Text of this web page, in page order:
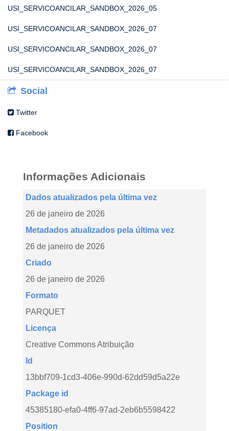
USI_SERVICOANCILAR_SANDBOX_2026_05
USI_SERVICOANCILAR_SANDBOX_2026_07
USI_SERVICOANCILAR_SANDBOX_2026_07
USI_SERVICOANCILAR_SANDBOX_2026_07
Social
Twitter
Facebook
Informações Adicionais
Dados atualizados pela última vez
26 de janeiro de 2026
Metadados atualizados pela última vez
26 de janeiro de 2026
Criado
26 de janeiro de 2026
Formato
PARQUET
Licença
Creative Commons Atribuição
Id
13bbf709-1cd3-406e-990d-62dd59d5a22e
Package id
45385180-efa0-4ff6-97ad-2eb6b5598422
Position